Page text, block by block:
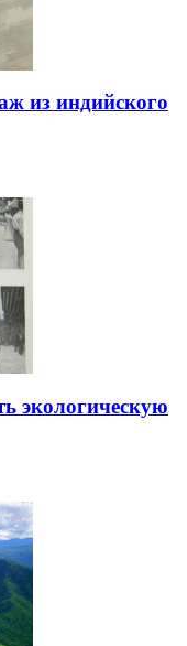
из индийского
экологическую